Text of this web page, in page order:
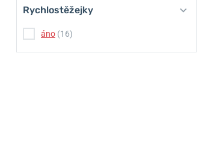
Rychlostěžejky
áno (16)